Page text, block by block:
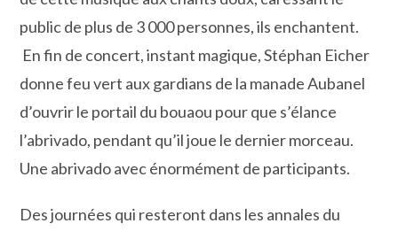
public de plus de 3 000 personnes, ils enchantent.
En fin de concert, instant magique, Stéphan Eicher
donne feu vert aux gardians de la manade Aubanel
d’ouvrir le portail du bouaou pour que s’élance
l’abrivado, pendant qu’il joue le dernier morceau.
Une abrivado avec énormément de participants.
Des journées qui resteront dans les annales du